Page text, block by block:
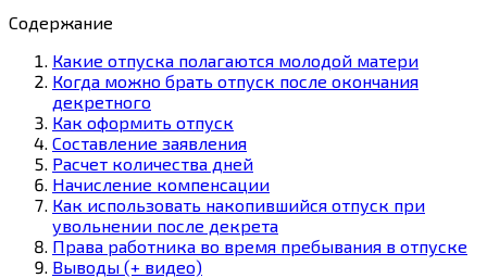
Содержание
Какие отпуска полагаются молодой матери
Когда можно брать отпуск после окончания
декретного
Как оформить отпуск
Составление заявления
Расчет количества дней
Начисление компенсации
Как использовать накопившийся отпуск при
увольнении после декрета
Права работника во время пребывания в отпуске
Выводы (+ видео)